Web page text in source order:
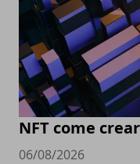
NFT come
06/08/2026